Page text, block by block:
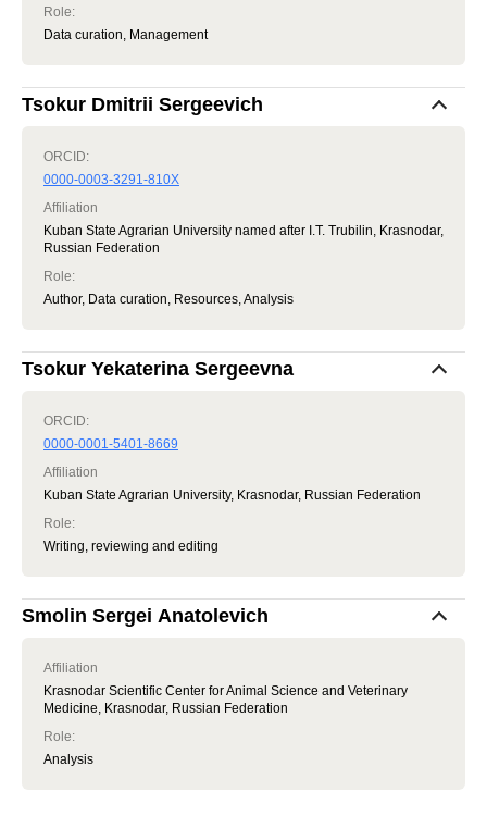
Role:
Data curation, Management
Tsokur Dmitrii Sergeevich
ORCID:
0000-0003-3291-810X
Affiliation
Kuban State Agrarian University named after I.T. Trubilin, Krasnodar,
Russian Federation
Role:
Author, Data curation, Resources, Analysis
Tsokur Yekaterina Sergeevna
ORCID:
0000-0001-5401-8669
Affiliation
Kuban State Agrarian University, Krasnodar, Russian Federation
Role:
Writing, reviewing and editing
Smolin Sergei Anatolevich
Affiliation
Krasnodar Scientific Center for Animal Science and Veterinary
Medicine, Krasnodar, Russian Federation
Role:
Analysis